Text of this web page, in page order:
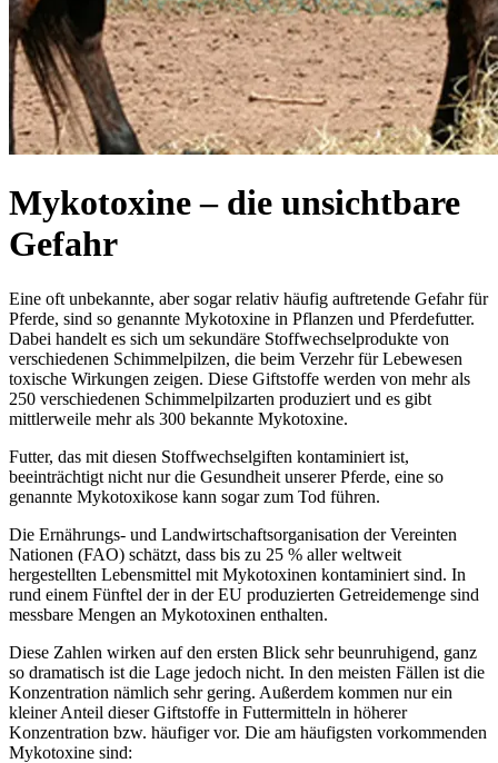
Mykotoxine – die unsichtbare
Gefahr
Eine oft unbekannte, aber sogar relativ häufig auftretende Gefahr für
Pferde, sind so genannte Mykotoxine in Pflanzen und Pferdefutter.
Dabei handelt es sich um sekundäre Stoffwechselprodukte von
verschiedenen Schimmelpilzen, die beim Verzehr für Lebewesen
toxische Wirkungen zeigen. Diese Giftstoffe werden von mehr als
250 verschiedenen Schimmelpilzarten produziert und es gibt
mittlerweile mehr als 300 bekannte Mykotoxine.
Futter, das mit diesen Stoffwechselgiften kontaminiert ist,
beeinträchtigt nicht nur die Gesundheit unserer Pferde, eine so
genannte Mykotoxikose kann sogar zum Tod führen.
Die Ernährungs- und Landwirtschaftsorganisation der Vereinten
Nationen (FAO) schätzt, dass bis zu 25 % aller weltweit
hergestellten Lebensmittel mit Mykotoxinen kontaminiert sind. In
rund einem Fünftel der in der EU produzierten Getreidemenge sind
messbare Mengen an Mykotoxinen enthalten.
Diese Zahlen wirken auf den ersten Blick sehr beunruhigend, ganz
so dramatisch ist die Lage jedoch nicht. In den meisten Fällen ist die
Konzentration nämlich sehr gering. Außerdem kommen nur ein
kleiner Anteil dieser Giftstoffe in Futtermitteln in höherer
Konzentration bzw. häufiger vor. Die am häufigsten vorkommenden
Mykotoxine sind: